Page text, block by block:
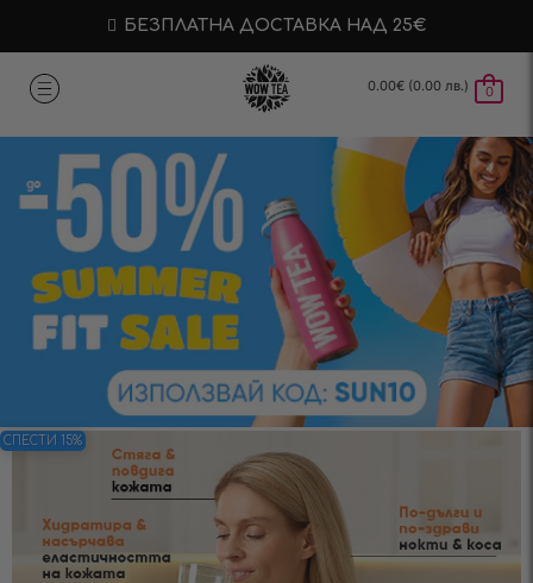
БЕЗПЛАТНА ДОСТАВКА НАД 25€
0.00€ (0.00 лв.) 0
СПЕСТИ 15%